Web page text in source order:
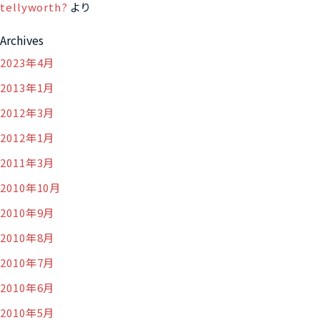
tellyworth? より
Archives
2023年4月
2013年1月
2012年3月
2012年1月
2011年3月
2010年10月
2010年9月
2010年8月
2010年7月
2010年6月
2010年5月